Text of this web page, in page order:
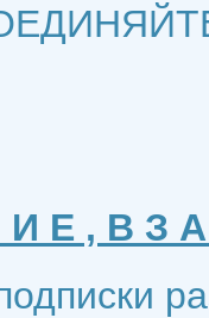
Е , В З